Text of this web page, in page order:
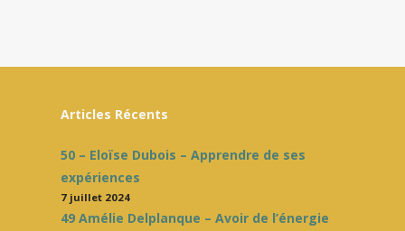
Articles Récents
50 – Eloïse Dubois – Apprendre de ses
expériences
7 juillet 2024
49 Amélie Delplanque – Avoir de l’énergie